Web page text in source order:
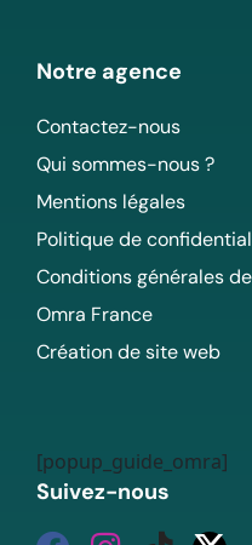
Notre agence
Contactez-nous
Qui sommes-nous ?
Mentions légales
Politique de
Conditions générales
Omra France
Création de site web
[popup_guide_omra]
Suivez-nous